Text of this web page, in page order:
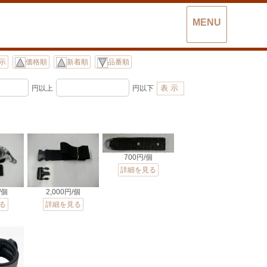
MENU
価格順 新着順 品番順
円以上 円以下
2,000円/個
詳細を見る
700円/個
詳細を見る